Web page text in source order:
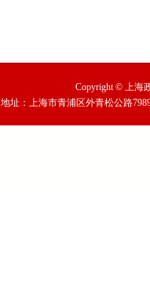
Copyright © 上海
地址：上海市青浦区外青松公路